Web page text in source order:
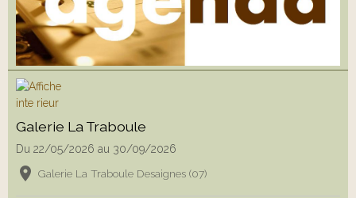
Galerie La Traboule
Du 22/05/2026 au 30/09/2026
Galerie La Traboule Desaignes (07)